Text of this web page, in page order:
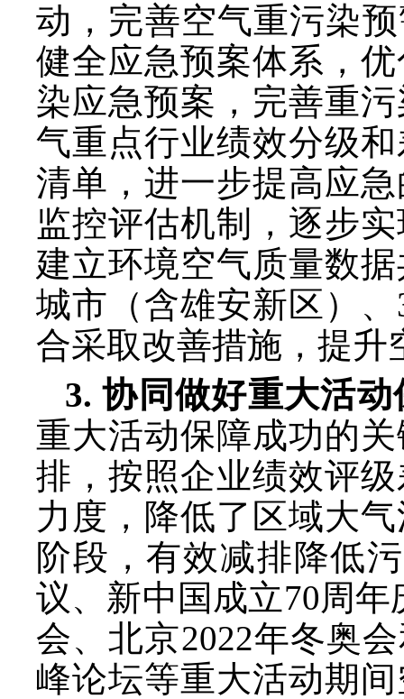
动，完善空气重污染
健全应急预案体系，
染应急预案，完善重
气重点行业绩效分级
清单，进一步提高应
监控评估机制，逐步
建立环境空气质量数
城市（含雄安新区）
合采取改善措施，提升
3. 协同做好重大活动
重大活动保障成功的
排，按照企业绩效评
力度，降低了区域大
阶段，有效减排降低
议、新中国成立70周
会、北京2022年冬奥
峰论坛等重大活动期